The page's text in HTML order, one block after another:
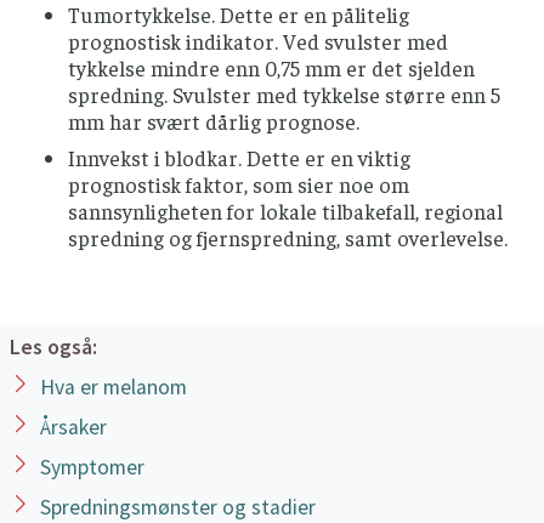
Tumortykkelse. Dette er en pålitelig
prognostisk indikator. Ved svulster med
tykkelse mindre enn 0,75 mm er det sjelden
spredning. Svulster med tykkelse større enn 5
mm har svært dårlig prognose.
Innvekst i blodkar. Dette er en viktig
prognostisk faktor, som sier noe om
sannsynligheten for lokale tilbakefall, regional
spredning og fjernspredning, samt overlevelse.
Les også:
Hva er melanom
Årsaker
Symptomer
Spredningsmønster og stadier